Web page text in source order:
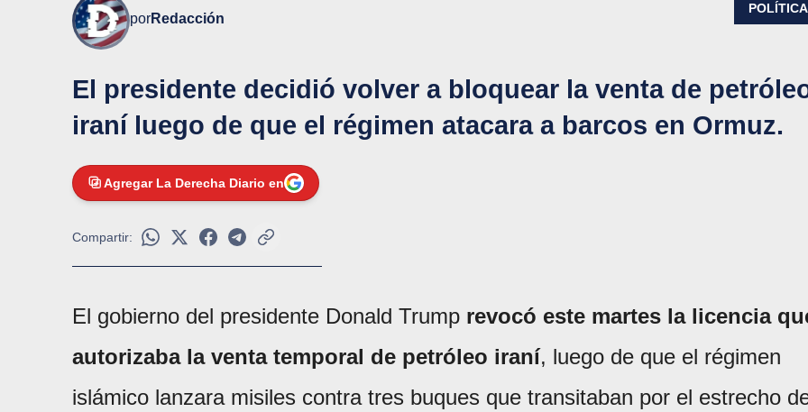
porRedacción
POLÍTICA
El presidente decidió volver a bloquear la venta de
iraní luego de que el régimen atacara a barcos en Ormuz.
Agregar La Derecha Diario en
Compartir:
El gobierno del presidente Donald Trump revocó este martes la licencia
autorizaba la venta temporal de petróleo iraní, luego de que el régimen
islámico lanzara misiles contra tres buques que transitaban por el estrecho